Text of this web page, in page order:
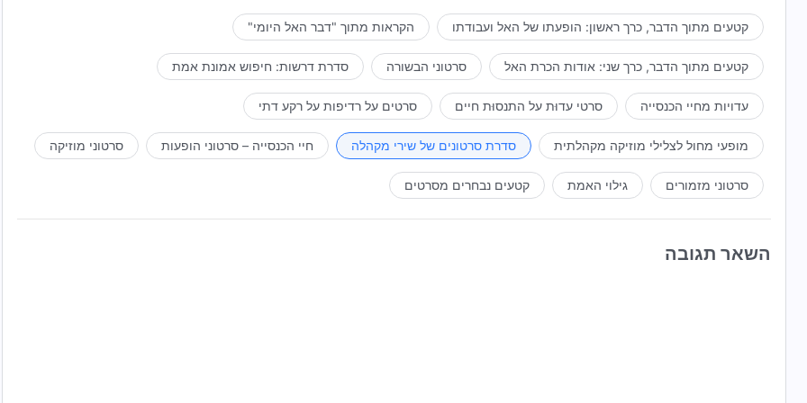
קטעים מתוך הדבר, כרך ראשון: הופעתו של האל ועבודתו הקראות מתוך "דבר האל היומי"
קטעים מתוך הדבר, כרך שני: אודות הכרת האל סרטוני הבשורה סדרת דרשות: חיפוש אמונת אמת
עדויות מחיי הכנסייה סרטי עדוּת על התנסוּת חיים סרטים על רדיפות על רקע דתי
מופעי מחול לצלילי מוזיקה מקהלתית סדרת סרטונים של שירי מקהלה חיי הכנסייה – סרטוני הופעות סרטוני מוזיקה
סרטוני מזמורים גילוי האמת קטעים נבחרים מסרטים
השאר תגובה